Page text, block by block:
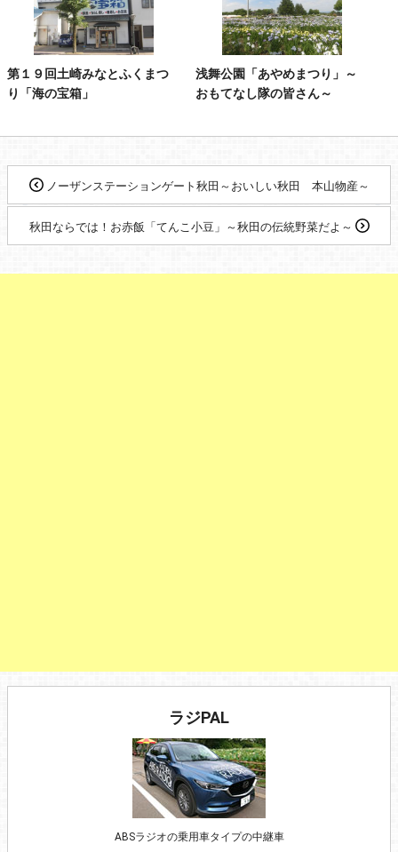
第１９回土崎みなとふくまつ
り「海の宝箱」
浅舞公園「あやめまつり」～
おもてなし隊の皆さん～
ノーザンステーションゲート秋田～おいしい秋田 本山物産～
秋田ならでは！お赤飯「てんこ小豆」～秋田の伝統野菜だよ～
ラジPAL
ABSラジオの乗用車タイプの中継車